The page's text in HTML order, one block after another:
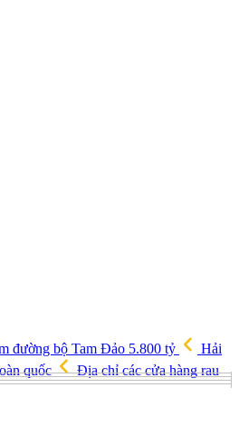
đường bộ Tam Đảo 5.800 tỷ
Hải
quốc
Địa chỉ các cửa hàng rau